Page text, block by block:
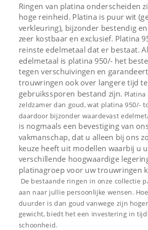
Ringen van platina onderscheiden
hoge reinheid. Platina is puur wit
verkleuring), bijzonder bestendig
zeer kostbaar en exclusief. Platina
reinste edelmetaal dat er bestaat.
edelmetaal is platina 950/- het
tegen verschuivingen en
trouwringen ook over langere tijd
gebruikssporen bestand zijn.
zeldzamer dan goud, wat platina 950/-
daardoor bijzonder waardevast
is nogmaals een bevestiging van
vakmanschap, dat u alleen bij ons
keuze heeft uit modellen waarbij u
verschillende hoogwaardige
platinagroep voor uw trouwringen
De bestaande ringen in onze collectie
aan naar jullie persoonlijke wensen.
duurder is dan goud vanwege zijn
gewicht, biedt het een investering in
schoonheid.